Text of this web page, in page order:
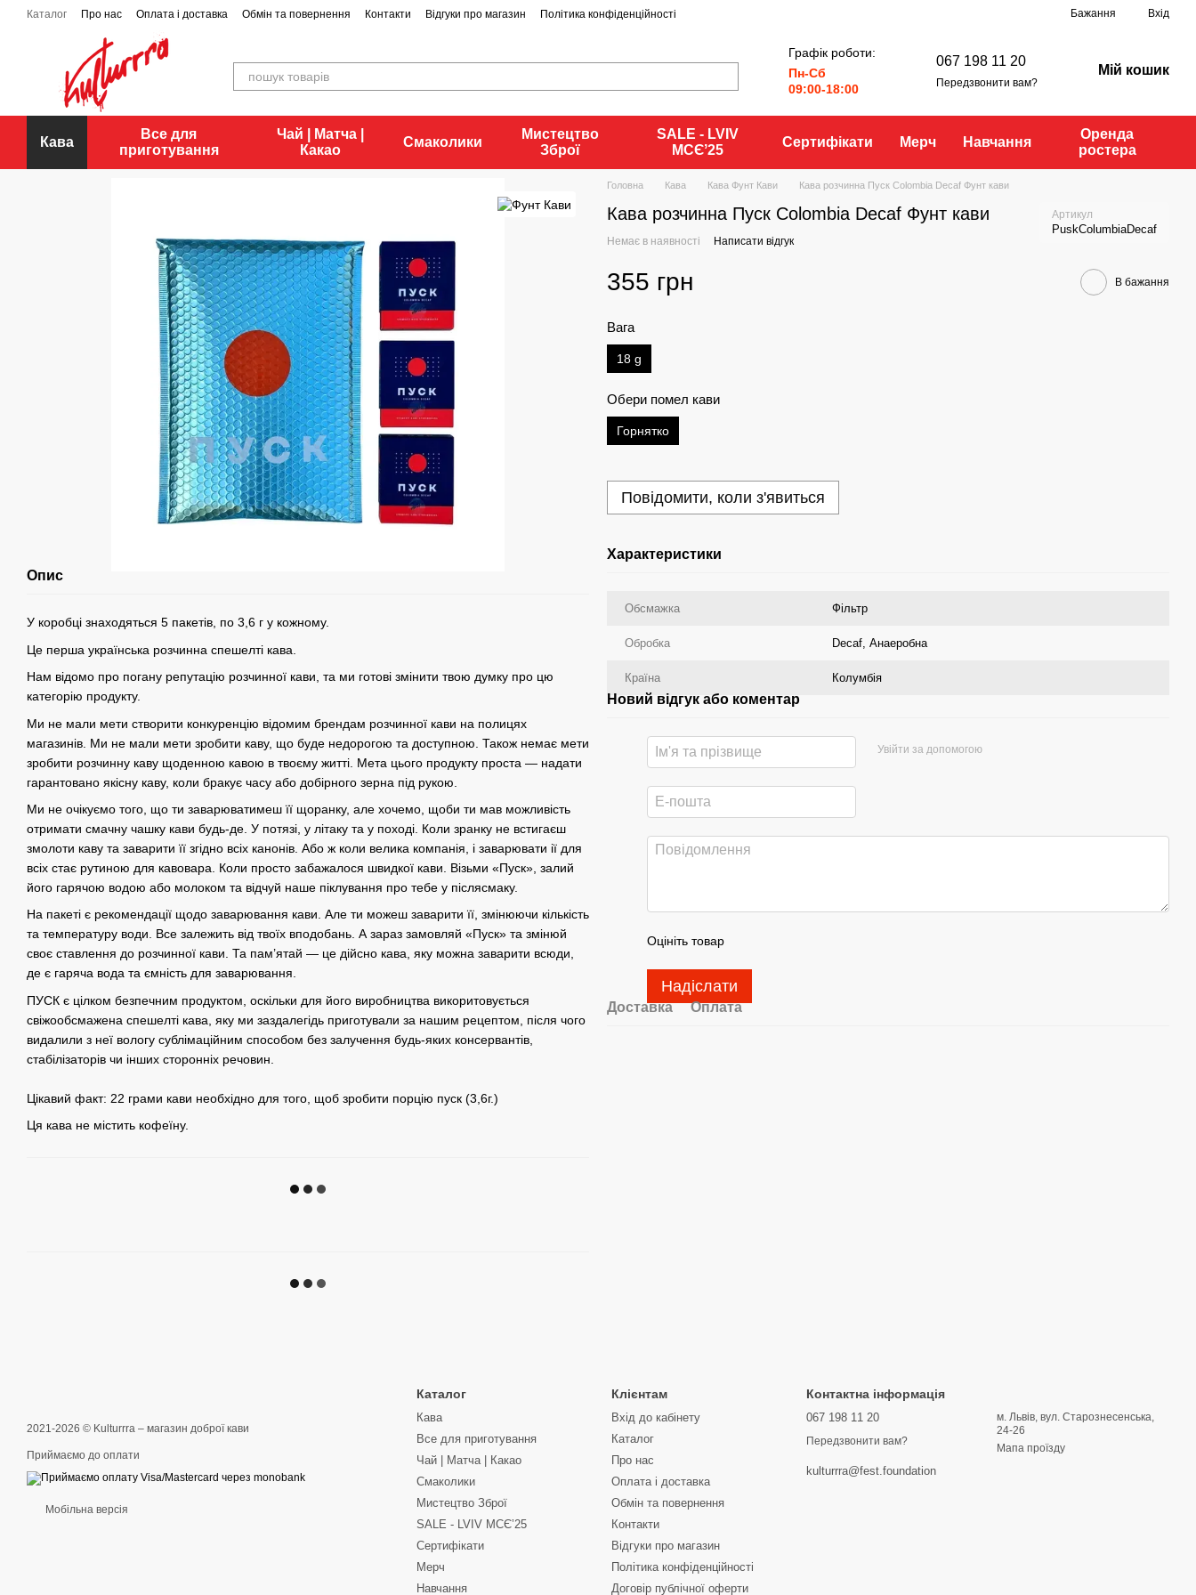
Перейти до основного контенту
Каталог Про нас Оплата і доставка Обмін та повернення Контакти Відгуки про магазин Політика конфіденційності Бажання Вхід
Графік роботи:
Пн-Сб
09:00-18:00
067 198 11 20
Передзвонити вам?
Мій кошик
Кава
Все для
приготування
Чай | Матча |
Какао
Смаколики
Мистецтво
Зброї
SALE - LVIV
MCЄʼ25
Сертифікати Мерч Навчання
Оренда
ростера
Опис
У коробці знаходяться 5 пакетів, по 3,6 г у кожному.
Це перша українська розчинна спешелті кава.
Нам відомо про погану репутацію розчинної кави, та ми готові змінити твою думку про цю
категорію продукту.
Ми не мали мети створити конкуренцію відомим брендам розчинної кави на полицях
магазинів. Ми не мали мети зробити каву, що буде недорогою та доступною. Також немає мети
зробити розчинну каву щоденною кавою в твоєму житті. Мета цього продукту проста — надати
гарантовано якісну каву, коли бракує часу або добірного зерна під рукою.
Ми не очікуємо того, що ти заварюватимеш її щоранку, але хочемо, щоби ти мав можливість
отримати смачну чашку кави будь-де. У потязі, у літаку та у поході. Коли зранку не встигаєш
змолоти каву та заварити її згідно всіх канонів. Або ж коли велика компанія, і заварювати ії для
всіх стає рутиною для кавовара. Коли просто забажалося швидкої кави. Візьми «Пуск», залий
його гарячою водою або молоком та відчуй наше піклування про тебе у післясмаку.
На пакеті є рекомендації щодо заварювання кави. Але ти можеш заварити її, змінюючи кількість
та температуру води. Все залежить від твоїх вподобань. А зараз замовляй «Пуск» та змінюй
своє ставлення до розчинної кави. Та пам’ятай — це дійсно кава, яку можна заварити всюди,
де є гаряча вода та ємність для заварювання.
ПУСК є цілком безпечним продуктом, оскільки для його виробництва викоритовується
свіжообсмажена спешелті кава, яку ми заздалегідь приготували за нашим рецептом, після чого
видалили з неї вологу сублімаційним способом без залучення будь-яких консервантів,
стабілізаторів чи інших сторонніх речовин.
Цікавий факт: 22 грами кави необхідно для того, щоб зробити порцію пуск (3,6г.)
Ця кава не містить кофеїну.
Головна Кава Кава Фунт Кави Кава розчинна Пуск Colombia Decaf Фунт кави
Кава розчинна Пуск Colombia Decaf Фунт кави Артикул
PuskColumbiaDecaf
Немає в наявності Написати відгук
355 грн В бажання
Вага
18 g
Обери помел кави
Горнятко
Повідомити, коли з'явиться
Характеристики
Обсмажка Фільтр
Обробка Decaf, Анаеробна
Країна Колумбія
Новий відгук або коментар
Увійти за допомогою
Оцініть товар
Надіслати
Доставка Оплата
2021-2026 © Kulturrra – магазин доброї кави
Приймаємо до оплати
Мобільна версія
Каталог
Кава
Все для приготування
Чай | Матча | Какао
Смаколики
Мистецтво Зброї
SALE - LVIV MCЄʼ25
Сертифікати
Мерч
Навчання
Клієнтам
Вхід до кабінету
Каталог
Про нас
Оплата і доставка
Обмін та повернення
Контакти
Відгуки про магазин
Політика конфіденційності
Договір публічної оферти
Контактна інформація
067 198 11 20
Передзвонити вам?
kulturrra@fest.foundation
м. Львів, вул. Старознесенська,
24-26
Мапа проїзду